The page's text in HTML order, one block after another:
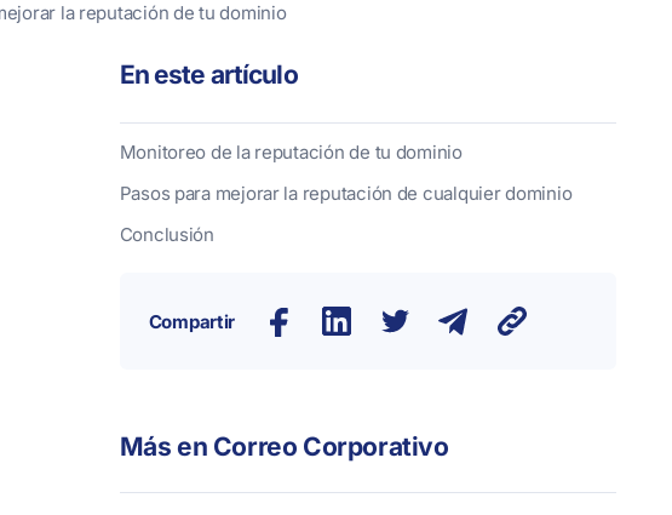
la reputación de tu dominio
En este artículo
Monitoreo de la reputación de tu dominio
Pasos para mejorar la reputación de cualquier dominio
Conclusión
Compartir
Más en Correo Corporativo